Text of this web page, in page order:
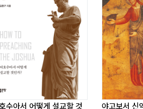
여호수아 5장 13절 ? 6장 27절_ 180
대한 믿음(수 6:15-27)_ 225
별된 사람(수 6:22-27)_ 231
여호수아 23장_ 241
님 사랑하는 자가 누리는 복(수
수아서 어떻게 설교할 것
야고보서 신